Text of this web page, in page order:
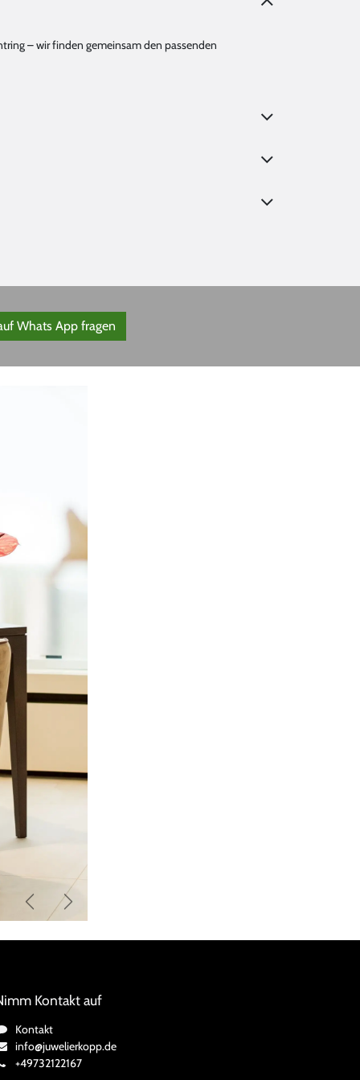
– wir finden gemeinsam den passenden
Whats App fragen
Zurück Weiter
Kontakt auf
Kontakt
info@juwelierkopp.de
+49732122167